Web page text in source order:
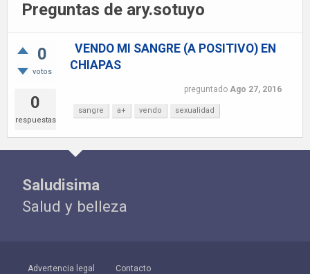
Preguntas de ary.sotuyo
0
votos
0
respuestas
VENDO MI SANGRE (A POSITIVO) EN
CHIAPAS
preguntado Ago 27, 2016
sangre a+ vendo sexualidad
Saludisima
Salud y belleza
Advertencia legal Contacto